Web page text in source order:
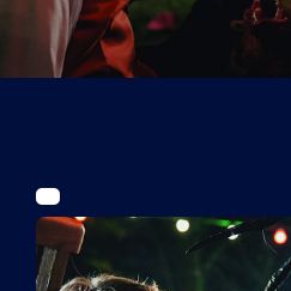
Tickets
Kurier Romy 2026